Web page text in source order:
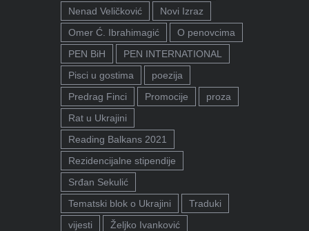
Nenad Veličković
Novi Izraz
Omer Ć. Ibrahimagić
O penovcima
PEN BiH
PEN INTERNATIONAL
Pisci u gostima
poezija
Predrag Finci
Promocije
proza
Rat u Ukrajini
Reading Balkans 2021
Rezidencijalne stipendije
Srđan Sekulić
Tematski blok o Ukrajini
Traduki
vijesti
Željko Ivanković